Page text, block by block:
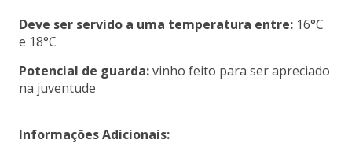
Deve ser servido a uma temperatura entre: 16°C
e 18°C
Potencial de guarda:vinho feito para ser apreciado
na juventude
Informações Adicionais: